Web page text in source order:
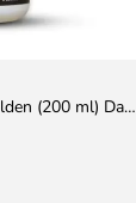
"MasterLine All In One Golden (200 ml) Daha yüksek zorluk derecesine sahip bitkiler için Özel formül Tam Besin "